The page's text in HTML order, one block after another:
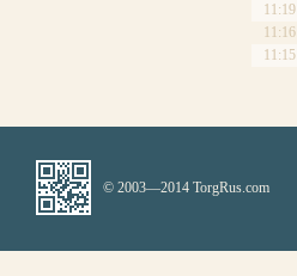
11:19
11:16
11:15
© 2003—2014 TorgRus.com